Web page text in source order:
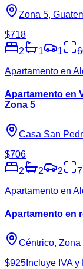
Zona 5,
$718
2
1 1
Apartamento en
Apartamento en
Zona 5
Casa San
$706
2
2 2
Apartamento en
Apartamento en
Céntrico, Zona
$925 Incluye IVA y